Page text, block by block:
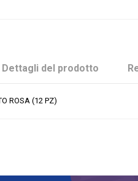
Dettagli del prodotto
ROSA (12 PZ)